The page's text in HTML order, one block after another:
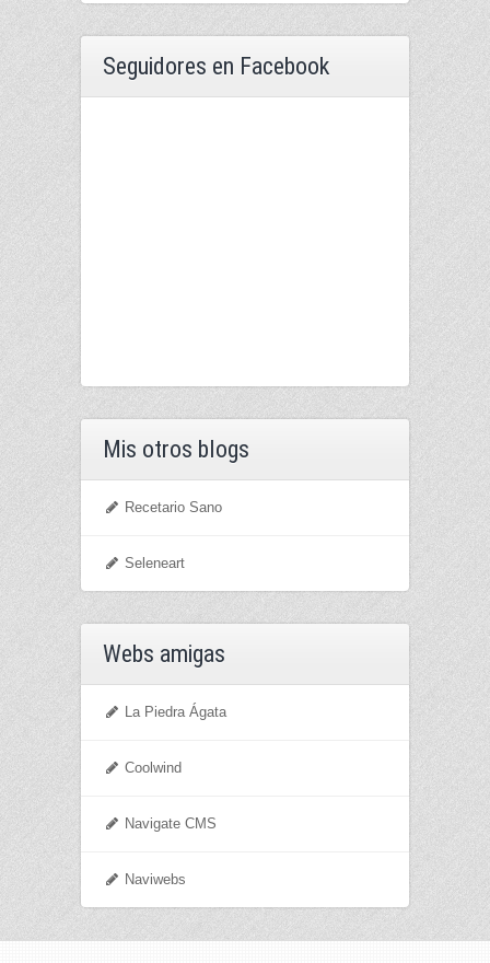
Seguidores en Facebook
Mis otros blogs
Recetario Sano
Seleneart
Webs amigas
La Piedra Ágata
Coolwind
Navigate CMS
Naviwebs